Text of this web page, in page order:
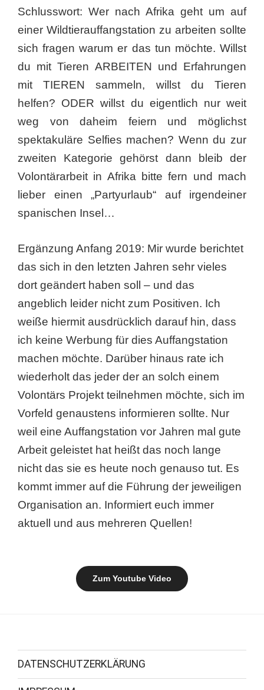
Schlusswort: Wer nach Afrika geht um auf
einer Wildtierauffangstation zu arbeiten sollte
sich fragen warum er das tun möchte. Willst
du mit Tieren ARBEITEN und Erfahrungen
mit TIEREN sammeln, willst du Tieren
helfen? ODER willst du eigentlich nur weit
weg von daheim feiern und möglichst
spektakuläre Selfies machen? Wenn du zur
zweiten Kategorie gehörst dann bleib der
Volontärarbeit in Afrika bitte fern und mach
lieber einen „Partyurlaub“ auf irgendeiner
spanischen Insel…
Ergänzung Anfang 2019: Mir wurde berichtet
das sich in den letzten Jahren sehr vieles
dort geändert haben soll – und das
angeblich leider nicht zum Positiven. Ich
weiße hiermit ausdrücklich darauf hin, dass
ich keine Werbung für dies Auffangstation
machen möchte. Darüber hinaus rate ich
wiederholt das jeder der an solch einem
Volontärs Projekt teilnehmen möchte, sich im
Vorfeld genaustens informieren sollte. Nur
weil eine Auffangstation vor Jahren mal gute
Arbeit geleistet hat heißt das noch lange
nicht das sie es heute noch genauso tut. Es
kommt immer auf die Führung der jeweiligen
Organisation an. Informiert euch immer
aktuell und aus mehreren Quellen!
Zum Youtube Video
DATENSCHUTZERKLÄRUNG